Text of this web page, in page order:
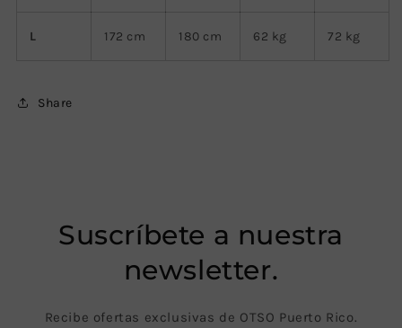
L 172 cm 180 cm 62 kg 72 kg
Share
Suscríbete a nuestra
newsletter.
Recibe ofertas exclusivas de OTSO Puerto Rico.